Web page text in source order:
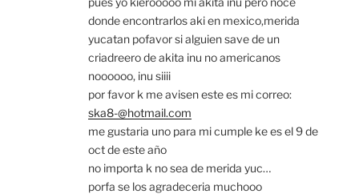
donde encontrarlos aki en mexico,merida
yucatan pofavor si alguien save de un
criadreero de akita inu no americanos
noooooo, inu siiii
por favor k me avisen este es mi correo:
ska8-@hotmail.com
me gustaria uno para mi cumple ke es el 9 de
oct de este año
no importa k no sea de merida yuc…
porfa se los agradeceria muchooo